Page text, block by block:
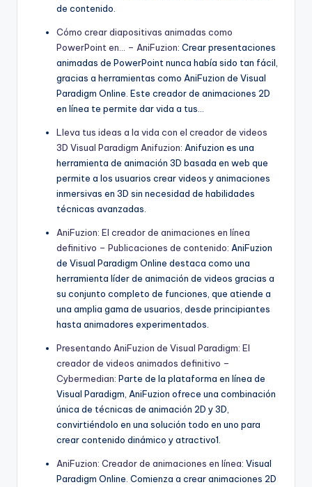
de contenido.
Cómo crear diapositivas animadas como
PowerPoint en… – AniFuzion: Crear presentaciones
animadas de PowerPoint nunca había sido tan fácil,
gracias a herramientas como AniFuzion de Visual
Paradigm Online. Este creador de animaciones 2D
en línea te permite dar vida a tus…
Lleva tus ideas a la vida con el creador de videos
3D Visual Paradigm Anifuzion: Anifuzion es una
herramienta de animación 3D basada en web que
permite a los usuarios crear videos y animaciones
inmersivas en 3D sin necesidad de habilidades
técnicas avanzadas.
AniFuzion: El creador de animaciones en línea
definitivo – Publicaciones de contenido: AniFuzion
de Visual Paradigm Online destaca como una
herramienta líder de animación de videos gracias a
su conjunto completo de funciones, que atiende a
una amplia gama de usuarios, desde principiantes
hasta animadores experimentados.
Presentando AniFuzion de Visual Paradigm: El
creador de videos animados definitivo –
Cybermedian: Parte de la plataforma en línea de
Visual Paradigm, AniFuzion ofrece una combinación
única de técnicas de animación 2D y 3D,
convirtiéndolo en una solución todo en uno para
crear contenido dinámico y atractivo1.
AniFuzion: Creador de animaciones en línea: Visual
Paradigm Online. Comienza a crear animaciones 2D